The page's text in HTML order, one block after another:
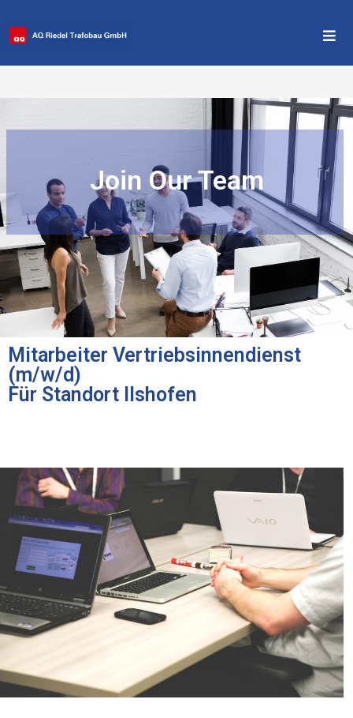
Stelleangebote
> Stelleangebote
Join Our Team
Mitarbeiter Vertriebsinnendienst
(m/w/d)
Für Standort Ilshofen